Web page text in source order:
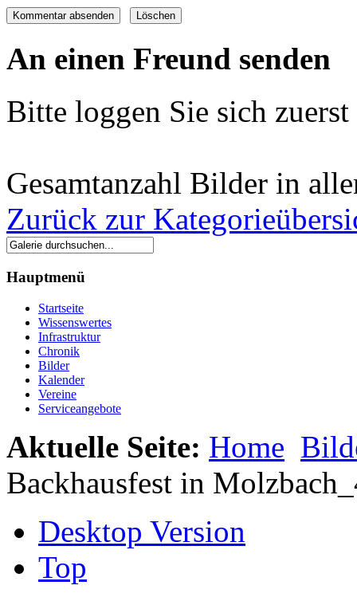
An einen Freund senden
Bitte loggen Sie sich
Gesamtanzahl Bilder in
Zurück zur
Hauptmenü
Startseite
Wissenswertes
Infrastruktur
Chronik
Bilder
Kalender
Vereine
Serviceangebote
Aktuelle Seite: Home
Backhausfest in
Desktop Version
Top